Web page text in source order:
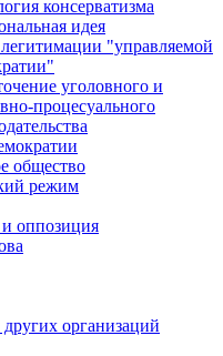
консерватизма
идея
"управляемой
уголовного и
процесуального
общество
режим
оппозиция
организаций